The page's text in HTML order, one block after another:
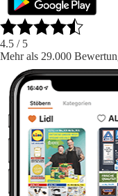
4.5 / 5
Mehr als 29.000